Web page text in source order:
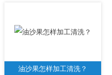
油沙果怎样加工清洗？